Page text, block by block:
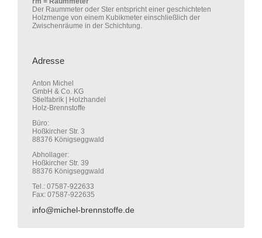
Der Raummeter oder Ster entspricht einer geschichteten
Holzmenge von einem Kubikmeter einschließlich der
Zwischenräume in der Schichtung.
Adresse
Anton Michel
GmbH & Co. KG
Stielfabrik | Holzhandel
Holz-Brennstoffe
Büro:
Hoßkircher Str. 3
88376 Königseggwald
Abhollager:
Hoßkircher Str. 39
88376 Königseggwald
Tel.: 07587-922633
Fax: 07587-922635
info@michel-brennstoffe.de